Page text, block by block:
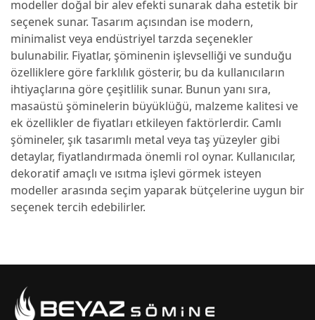
modeller doğal bir alev efekti sunarak daha estetik bir
seçenek sunar. Tasarım açısından ise modern,
minimalist veya endüstriyel tarzda seçenekler
bulunabilir. Fiyatlar, şöminenin işlevselliği ve sunduğu
özelliklere göre farklılık gösterir, bu da kullanıcıların
ihtiyaçlarına göre çeşitlilik sunar. Bunun yanı sıra,
masaüstü şöminelerin büyüklüğü, malzeme kalitesi ve
ek özellikler de fiyatları etkileyen faktörlerdir. Camlı
şömineler, şık tasarımlı metal veya taş yüzeyler gibi
detaylar, fiyatlandırmada önemli rol oynar. Kullanıcılar,
dekoratif amaçlı ve ısıtma işlevi görmek isteyen
modeller arasında seçim yaparak bütçelerine uygun bir
seçenek tercih edebilirler.